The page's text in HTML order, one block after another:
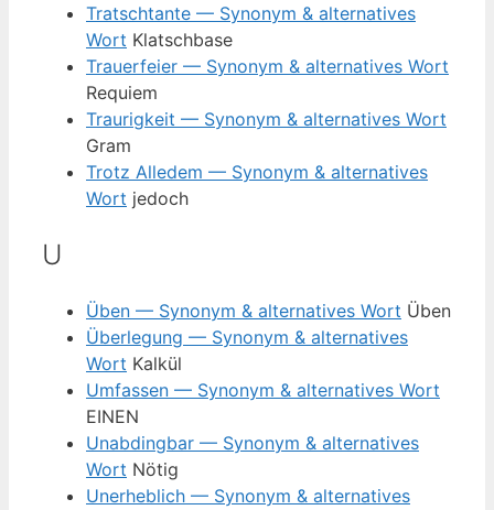
Tratschtante — Synonym & alternatives
Wort Klatschbase
Trauerfeier — Synonym & alternatives Wort
Requiem
Traurigkeit — Synonym & alternatives Wort
Gram
Trotz Alledem — Synonym & alternatives
Wort jedoch
U
Üben — Synonym & alternatives Wort Üben
Überlegung — Synonym & alternatives
Wort Kalkül
Umfassen — Synonym & alternatives Wort
EINEN
Unabdingbar — Synonym & alternatives
Wort Nötig
Unerheblich — Synonym & alternatives